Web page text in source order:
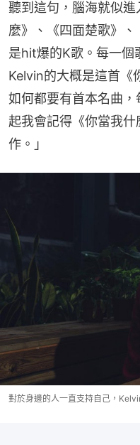
聽到這句，腦海就似
麼》、《四面楚歌》
是hit爆的K歌。每一個
Kelvin的大概是這首《
如何都要有首本名曲
起我會記得《你當我
作。」
對於身邊的人一直支持自己，